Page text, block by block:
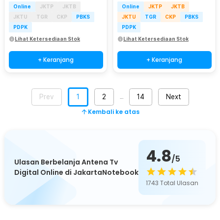
Online JKTP
JKTB
JKTU
TGR CKP
PBKS
PDPK
Lihat Ketersediaan Stok
+ Keranjang
Online JKTP
JKTB
JKTU
TGR CKP
PBKS
PDPK
Lihat Ketersediaan Stok
+ Keranjang
Prev 1 2 14 Next
Kembali ke atas
Ulasan Berbelanja Antena Tv
Digital Online di JakartaNotebook
4.8/5
1743 Total Ulasan